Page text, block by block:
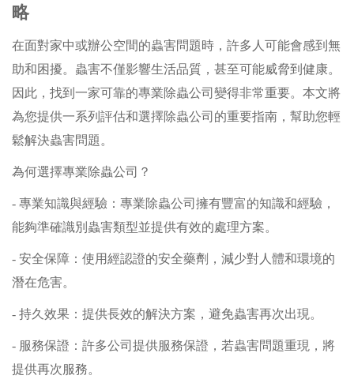
略
在面對家中或辦公空間的蟲害問題時，許多人可能會感到無
助和困擾。蟲害不僅影響生活品質，甚至可能威脅到健康。
因此，找到一家可靠的專業除蟲公司變得非常重要。本文將
為您提供一系列評估和選擇除蟲公司的重要指南，幫助您輕
鬆解決蟲害問題。
為何選擇專業除蟲公司？
- 專業知識與經驗：專業除蟲公司擁有豐富的知識和經驗，
能夠準確識別蟲害類型並提供有效的處理方案。
- 安全保障：使用經認證的安全藥劑，減少對人體和環境的
潛在危害。
- 持久效果：提供長效的解決方案，避免蟲害再次出現。
- 服務保證：許多公司提供服務保證，若蟲害問題重現，將
提供再次服務。